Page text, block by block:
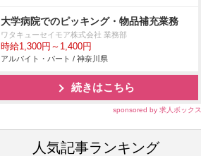
大学病院でのピッキング・物品補充業務
ワタキューセイモア株式会社 業務部
時給1,300円～1,400円
アルバイト・パート / 神奈川県
続きはこちら
sponsored by 求人ボックス
人気記事ランキング